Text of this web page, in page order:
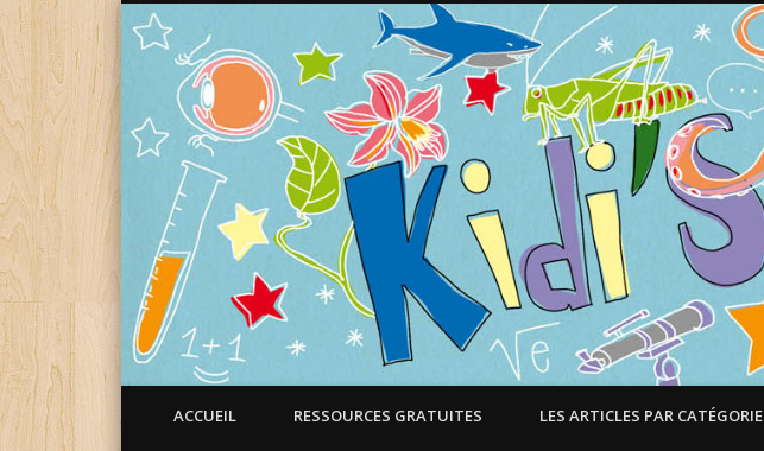
Faire aimer les Sciences aux Enfants !
ACCUEIL RESSOURCES GRATUITES LES ARTICLES PAR CATÉGORIE